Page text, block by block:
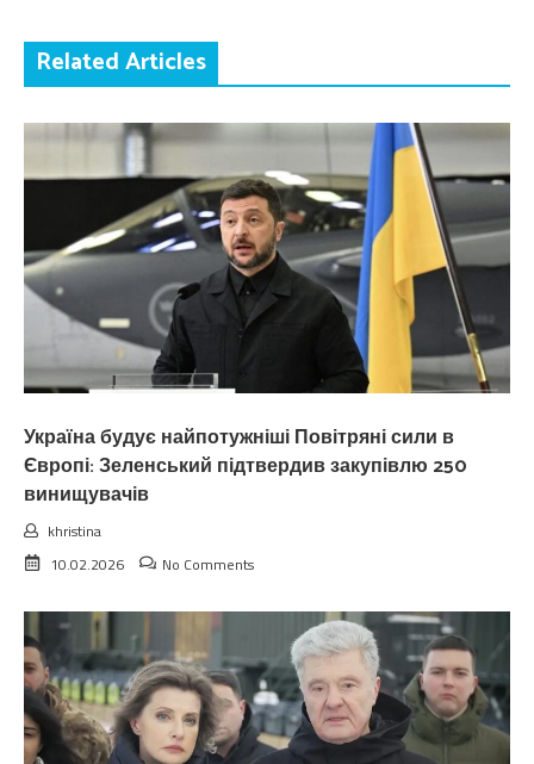
Related Articles
Україна будує найпотужніші Повітряні сили в
Європі: Зеленський підтвердив закупівлю 250
винищувачів
khristina
10.02.2026
No Comments